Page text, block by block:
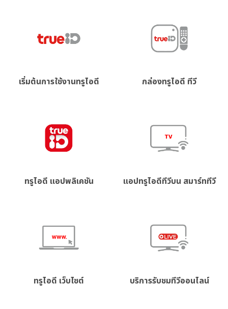
เริ่มต้นการใช้งานทรูไอดี กล่องทรูไอดี ทีวี
ทรูไอดี แอปพลิเคชัน แอปทรูไอดีทีวีบน สมาร์ททีวี
ทรูไอดี เว็บไซต์ บริการรับชมทีวีออนไลน์